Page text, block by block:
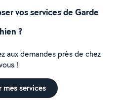
vos services de Garde
?
aux demandes près de chez
!
mes services